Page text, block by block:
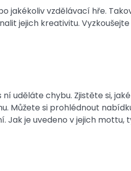
jakékoliv vzdělávací hře.
jejich kreativitu.
uděláte chybu. Zjistěte si, jaké
Můžete si prohlédnout
Jak je uvedeno v jejich mottu,